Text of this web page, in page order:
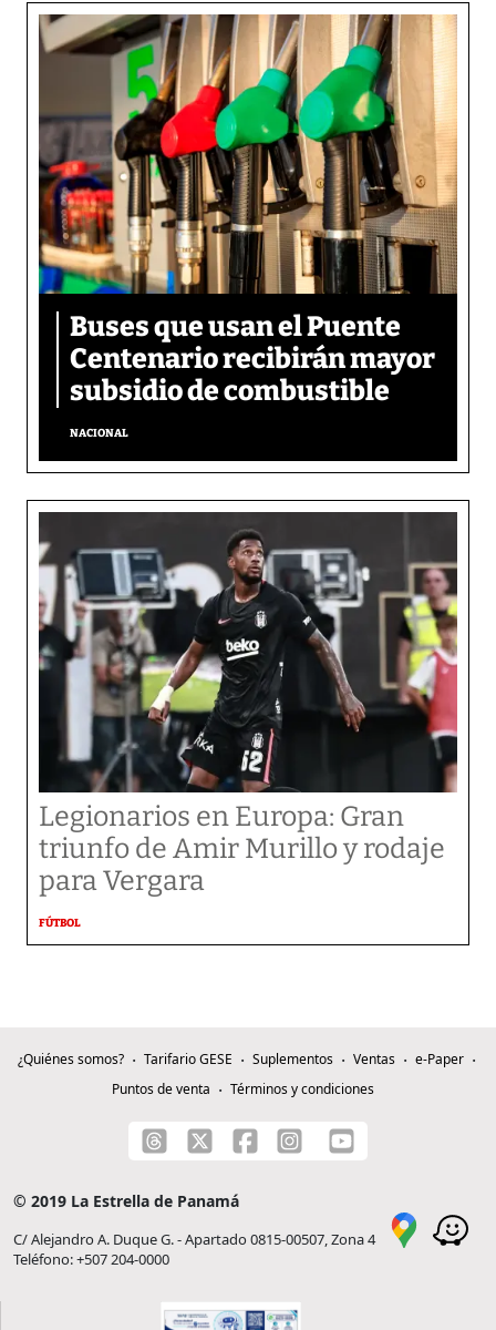
Buses que usan el Puente
Centenario recibirán mayor
subsidio de combustible
NACIONAL
Legionarios en Europa: Gran
triunfo de Amir Murillo y rodaje
para Vergara
FÚTBOL
¿Quiénes somos? Tarifario GESE Suplementos Ventas
e-Paper
Puntos de venta
Términos y condiciones
© 2019 La Estrella de Panamá
C/ Alejandro A. Duque G. - Apartado 0815-00507, Zona 4
Teléfono: +507 204-0000